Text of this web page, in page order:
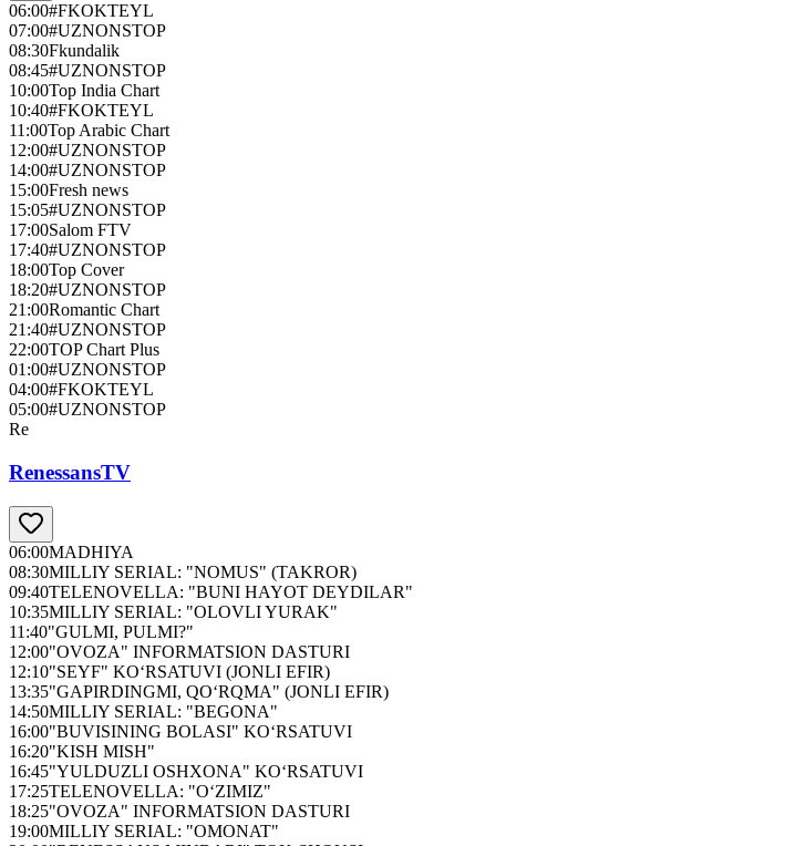
06:00#FKOKTEYL
07:00#UZNONSTOP
08:30Fkundalik
08:45#UZNONSTOP
10:00Top India Chart
10:40#FKOKTEYL
11:00Top Arabic Chart
12:00#UZNONSTOP
14:00#UZNONSTOP
15:00Fresh news
15:05#UZNONSTOP
17:00Salom FTV
17:40#UZNONSTOP
18:00Top Cover
18:20#UZNONSTOP
21:00Romantic Chart
21:40#UZNONSTOP
22:00TOP Chart Plus
01:00#UZNONSTOP
04:00#FKOKTEYL
05:00#UZNONSTOP
Re
RenessansTV
06:00MADHIYA
08:30MILLIY SERIAL: "NOMUS" (TAKROR)
09:40TELENOVELLA: "BUNI HAYOT DEYDILAR"
10:35MILLIY SERIAL: "OLOVLI YURAK"
11:40"GULMI, PULMI?"
12:00"OVOZA" INFORMATSION DASTURI
12:10"SEYF" KO‘RSATUVI (JONLI EFIR)
13:35"GAPIRDINGMI, QO‘RQMA" (JONLI EFIR)
14:50MILLIY SERIAL: "BEGONA"
16:00"BUVISINING BOLASI" KO‘RSATUVI
16:20"KISH MISH"
16:45"YULDUZLI OSHXONA" KO‘RSATUVI
17:25TELENOVELLA: "O‘ZIMIZ"
18:25"OVOZA" INFORMATSION DASTURI
19:00MILLIY SERIAL: "OMONAT"